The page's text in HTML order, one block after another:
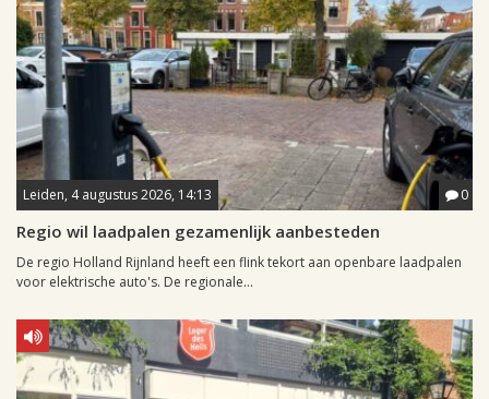
Leiden, 4 augustus 2026, 14:13 0
Regio wil laadpalen gezamenlijk aanbesteden
De regio Holland Rijnland heeft een flink tekort aan openbare laadpalen
voor elektrische auto's. De regionale...